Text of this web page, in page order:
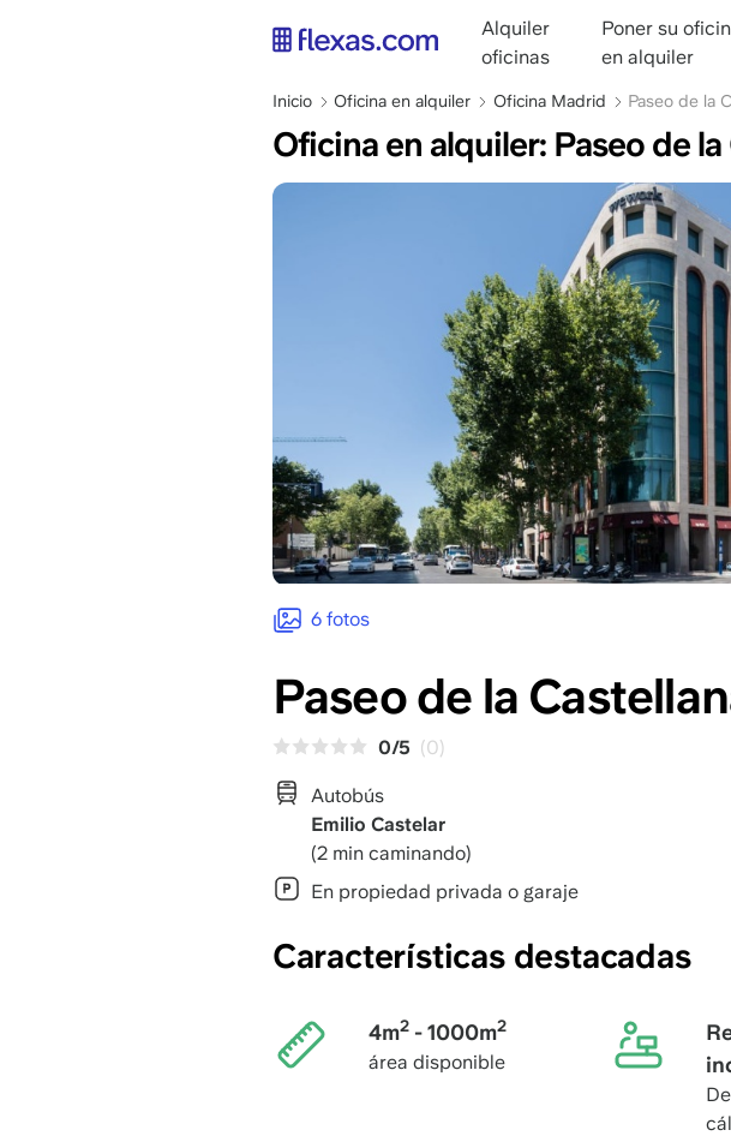
main
navigation
Alquiler
oficinas
Poner su
en alquiler
Sobrescribir
enlaces
de
ayuda
Inicio Oficina en alquiler Oficina Madrid Paseo de la
Oficina en alquiler: Paseo de
6 fotos
Paseo de la
0/5 (0)
Autobús
Emilio Castelar
(2 min caminando)
En propiedad privada o garaje
Características destacadas
4m2- 1000m2
área disponible